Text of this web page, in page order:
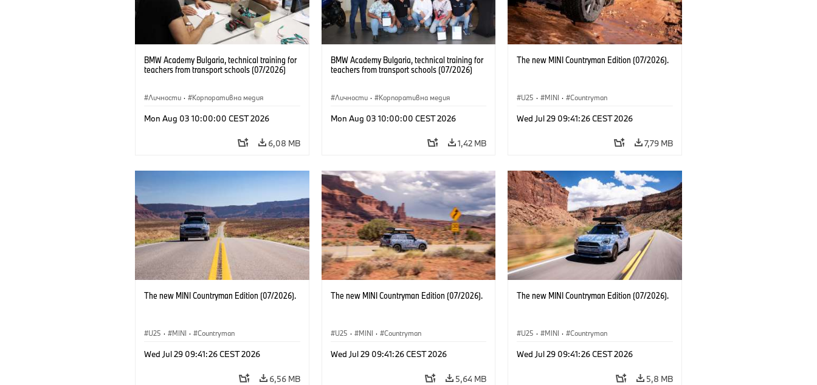
BMW Academy Bulgaria, technical training for
teachers from transport schools (07/2026)
Личности · Корпоративна медия
Mon Aug 03 10:00:00 CEST 2026
6,08 MB
BMW Academy Bulgaria, technical training for
teachers from transport schools (07/2026)
Личности · Корпоративна медия
Mon Aug 03 10:00:00 CEST 2026
1,42 MB
The new MINI Countryman Edition (07/2026).
U25 · MINI · Countryman
Wed Jul 29 09:41:26 CEST 2026
7,79 MB
The new MINI Countryman Edition (07/2026).
U25 · MINI · Countryman
Wed Jul 29 09:41:26 CEST 2026
6,56 MB
The new MINI Countryman Edition (07/2026).
U25 · MINI · Countryman
Wed Jul 29 09:41:26 CEST 2026
5,64 MB
The new MINI Countryman Edition (07/2026).
U25 · MINI · Countryman
Wed Jul 29 09:41:26 CEST 2026
5,8 MB